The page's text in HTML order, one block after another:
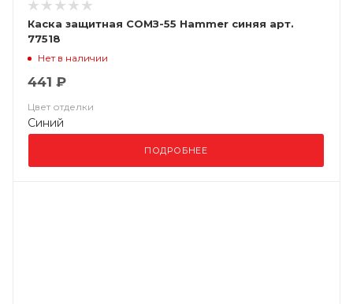
Каска защитная СОМЗ-55 Hammer синяя арт.
77518
Нет в наличии
441 ₽
Цвет отделки
Синий
ПОДРОБНЕЕ